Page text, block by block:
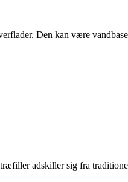
Den kan være
adskiller sig fra